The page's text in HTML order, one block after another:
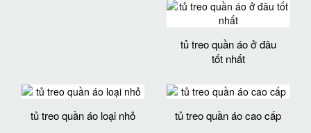
tủ treo quần áo ở đâu
tốt nhất
tủ treo quần áo loại nhỏ tủ treo quần áo cao cấp